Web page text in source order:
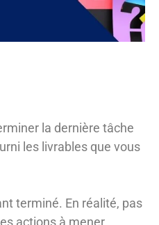
la dernière tâche
les livrables que vous
terminé. En réalité, pas
actions à mener.